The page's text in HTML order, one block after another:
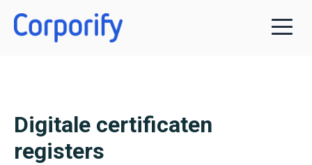
Digitale certificaten
registers